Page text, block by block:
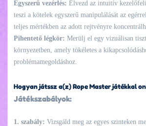
Egyszerű vezérlés: Élvezd az intuitív
teszi a kötelek egyszerű manipulálását az
teljes mértékben az adott rejtvényre
Pihentető légkör: Merülj el egy vizuálisan
környezetben, amely tökéletes a
problémamegoldáshoz.
Hogyan játssz a(z) Rope Master játékkal
Játékszabályok:
1. szabály: Vizsgáld meg az egyes szinteken